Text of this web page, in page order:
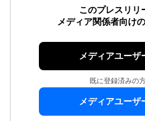
このプレスリリ
メディア関係者向け
メディアユーザ
既に登録済みの
メディアユーザ